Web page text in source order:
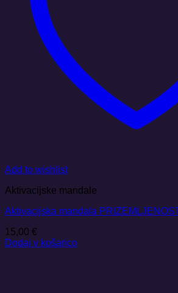
Add to wishlist
Aktivacijske mandale
Aktivacijska mandala
15,00 €
Dodaj v košarico